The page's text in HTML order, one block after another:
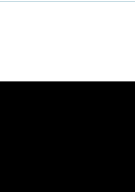
”，今天“学佛释疑”里面的问题是有人